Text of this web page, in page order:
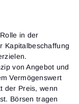
in der
Kapitalbeschaffung
von Angebot und
Vermögenswert
der Preis, wenn
Börsen tragen